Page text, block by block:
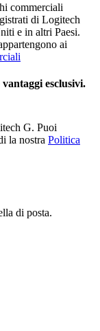
commerciali
di Logitech
e in altri Paesi.
ai
esclusivi.
G. Puoi
la nostra Politica
di posta.